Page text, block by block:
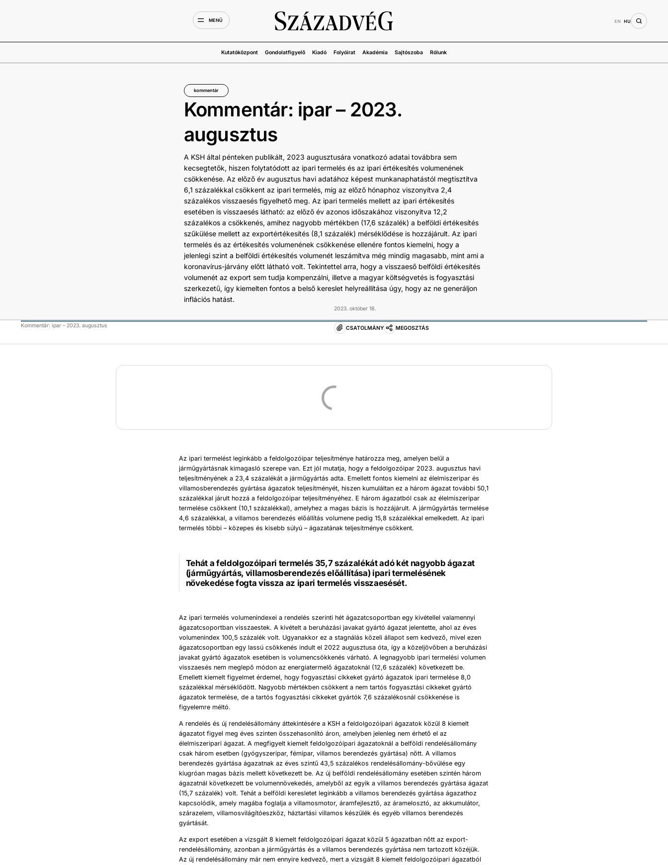
MENÜ EN HU
Kutatóközpont Gondolatfigyelő Kiadó Folyóirat Akadémia Sajtószoba Rólunk
kommentár
Kommentár: ipar – 2023.
augusztus
A KSH által pénteken publikált, 2023 augusztusára vonatkozó adatai továbbra sem
kecsegtetők, hiszen folytatódott az ipari termelés és az ipari értékesítés volumenének
csökkenése. Az előző év augusztus havi adatához képest munkanaphatástól megtisztítva
6,1 százalékkal csökkent az ipari termelés, míg az előző hónaphoz viszonyítva 2,4
százalékos visszaesés figyelhető meg. Az ipari termelés mellett az ipari értékesítés
esetében is visszaesés látható: az előző év azonos időszakához viszonyítva 12,2
százalékos a csökkenés, amihez nagyobb mértékben (17,6 százalék) a belföldi értékesítés
szűkülése mellett az exportértékesítés (8,1 százalék) mérséklődése is hozzájárult. Az ipari
termelés és az értékesítés volumenének csökkenése ellenére fontos kiemelni, hogy a
jelenlegi szint a belföldi értékesítés volumenét leszámítva még mindig magasabb, mint ami a
koronavírus-járvány előtt látható volt. Tekintettel arra, hogy a visszaeső belföldi értékesítés
volumenét az export sem tudja kompenzálni, illetve a magyar költségvetés is fogyasztási
szerkezetű, így kiemelten fontos a belső kereslet helyreállítása úgy, hogy az ne generáljon
inflációs hatást.
2023. október 18.
Kommentár: ipar – 2023. augusztus CSATOLMÁNY MEGOSZTÁS
Az ipari termelést leginkább a feldolgozóipar teljesítménye határozza meg, amelyen belül a
járműgyártásnak kimagasló szerepe van. Ezt jól mutatja, hogy a feldolgozóipar 2023. augusztus havi
teljesítményének a 23,4 százalékát a járműgyártás adta. Emellett fontos kiemelni az élelmiszeripar és
villamosberendezés gyártása ágazatok teljesítményét, hiszen kumuláltan ez a három ágazat további 50,1
százalékkal járult hozzá a feldolgozóipar teljesítményéhez. E három ágazatból csak az élelmiszeripar
termelése csökkent (10,1 százalékkal), amelyhez a magas bázis is hozzájárult. A járműgyártás termelése
4,6 százalékkal, a villamos berendezés előállítás volumene pedig 15,8 százalékkal emelkedett. Az ipari
termelés többi – közepes és kisebb súlyú – ágazatának teljesítménye csökkent.
Tehát a feldolgozóipari termelés 35,7 százalékát adó két nagyobb ágazat
(járműgyártás, villamosberendezés előállítása) ipari termelésének
növekedése fogta vissza az ipari termelés visszaesését.
Az ipari termelés volumenindexei a rendelés szerinti hét ágazatcsoportban egy kivétellel valamennyi
ágazatcsoportban visszaestek. A kivételt a beruházási javakat gyártó ágazat jelentette, ahol az éves
volumenindex 100,5 százalék volt. Ugyanakkor ez a stagnálás közeli állapot sem kedvező, mivel ezen
ágazatcsoportban egy lassú csökkenés indult el 2022 augusztusa óta, így a közeljövőben a beruházási
javakat gyártó ágazatok esetében is volumencsökkenés várható. A legnagyobb ipari termelési volumen
visszaesés nem meglepő módon az energiatermelő ágazatoknál (12,6 százalék) következett be.
Emellett kiemelt figyelmet érdemel, hogy fogyasztási cikkeket gyártó ágazatok ipari termelése 8,0
százalékkal mérséklődött. Nagyobb mértékben csökkent a nem tartós fogyasztási cikkeket gyártó
ágazatok termelése, de a tartós fogyasztási cikkeket gyártók 7,6 százalékosnál csökkenése is
figyelemre méltó.
A rendelés és új rendelésállomány áttekintésére a KSH a feldolgozóipari ágazatok közül 8 kiemelt
ágazatot figyel meg éves szinten összehasonlító áron, amelyben jelenleg nem érhető el az
élelmiszeripari ágazat. A megfigyelt kiemelt feldolgozóipari ágazatoknál a belföldi rendelésállomány
csak három esetben (gyógyszeripar, fémipar, villamos berendezés gyártása) nőtt. A villamos
berendezés gyártása ágazatnak az éves szintű 43,5 százalékos rendelésállomány-bővülése egy
kiugróan magas bázis mellett következett be. Az új belföldi rendelésállomány esetében szintén három
ágazatnál következett be volumennövekedés, amelyből az egyik a villamos berendezés gyártása ágazat
(15,7 százalék) volt. Tehát a belföldi keresletet leginkább a villamos berendezés gyártása ágazathoz
kapcsolódik, amely magába foglalja a villamosmotor, áramfejlesztő, az áramelosztó, az akkumulátor,
szárazelem, villamosvilágítóeszköz, háztartási villamos készülék és egyéb villamos berendezés
gyártását.
Az export esetében a vizsgált 8 kiemelt feldolgozóipari ágazat közül 5 ágazatban nőtt az export-
rendelésállomány, azonban a járműgyártás és a villamos berendezés gyártása nem tartozott közéjük.
Az új rendelésállomány már nem ennyire kedvező, mert a vizsgált 8 kiemelt feldolgozóipari ágazatból